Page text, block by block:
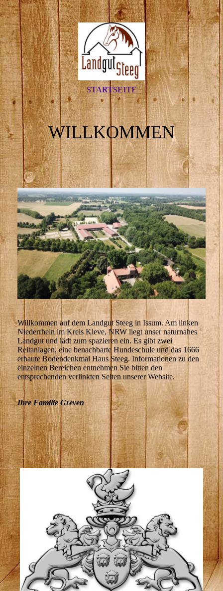
STARTSEITE
WILLKOMMEN
Willkommen auf dem Landgut Steeg in Issum. Am linken
Niederrhein im Kreis Kleve, NRW liegt unser naturnahes
Landgut und lädt zum spazieren ein. Es gibt zwei
Reitanlagen, eine benachbarte Hundeschule und das 1666
erbaute Bodendenkmal Haus Steeg. Informationen zu den
einzelnen Bereichen entnehmen Sie bitten den
entsprechenden verlinkten Seiten unserer Website.
Ihre Familie Greven